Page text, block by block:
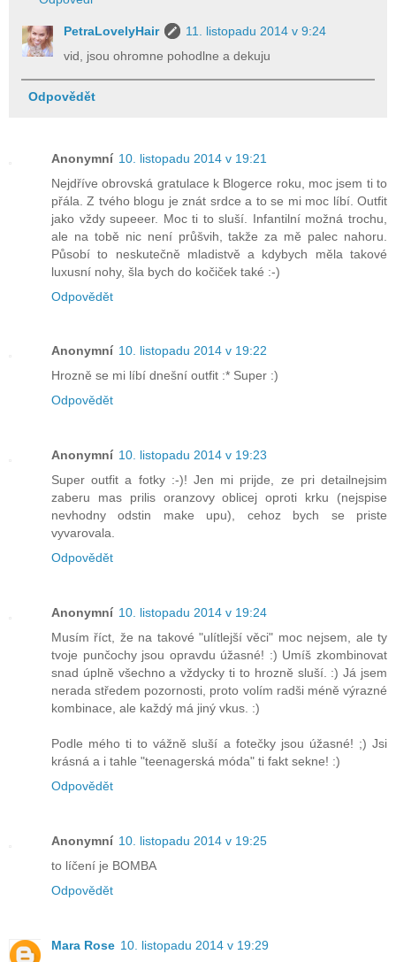
PetraLovelyHair
11. listopadu 2014 v 9:24
vid, jsou ohromne pohodlne a dekuju
Odpovědět
Anonymní 10. listopadu 2014 v 19:21
Nejdříve obrovská gratulace k Blogerce roku, moc jsem ti to
přála. Z tvého blogu je znát srdce a to se mi moc líbí. Outfit
jako vždy supeeer. Moc ti to sluší. Infantilní možná trochu,
ale na tobě nic není průšvih, takže za mě palec nahoru.
Působí to neskutečně mladistvě a kdybych měla takové
luxusní nohy, šla bych do kočiček také :-)
Odpovědět
Anonymní 10. listopadu 2014 v 19:22
Hrozně se mi líbí dnešní outfit :* Super :)
Odpovědět
Anonymní 10. listopadu 2014 v 19:23
Super outfit a fotky :-)! Jen mi prijde, ze pri detailnejsim
zaberu mas prilis oranzovy oblicej oproti krku (nejspise
nevhodny odstin make upu), cehoz bych se priste
vyvarovala.
Odpovědět
Anonymní 10. listopadu 2014 v 19:24
Musím říct, že na takové "ulítlejší věci" moc nejsem, ale ty
tvoje punčochy jsou opravdu úžasné! :) Umíš zkombinovat
snad úplně všechno a vždycky ti to hrozně sluší. :) Já jsem
nerada středem pozornosti, proto volím radši méně výrazné
kombinace, ale každý má jiný vkus. :)
Podle mého ti to vážně sluší a fotečky jsou úžasné! ;) Jsi
krásná a i tahle "teenagerská móda" ti fakt sekne! :)
Odpovědět
Anonymní 10. listopadu 2014 v 19:25
to líčení je BOMBA
Odpovědět
Mara Rose 10. listopadu 2014 v 19:29